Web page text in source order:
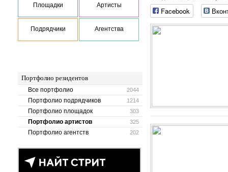
Площадки Артисты
Подрядчики Агентства
Портфолио резидентов
2044
Все портфолио
1214
Портфолио подрядчиков
303
Портфолио площадок
325
Портфолио артистов
202
Портфолио агентств
Facebook